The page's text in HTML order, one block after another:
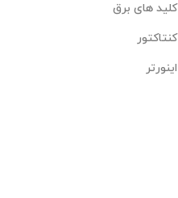
کلید های برق
کنتاکتور
اینورتر